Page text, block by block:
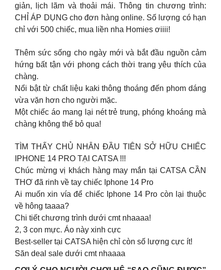
giản, lịch lãm và thoải mái. Thông tin chương trình:
CHỈ ÁP DỤNG cho đơn hàng online. Số lượng có hạn
chỉ với 500 chiếc, mua liền nha Homies ơiiii!
Thêm sức sống cho ngày mới và bắt đầu nguồn cảm
hứng bất tận với phong cách thời trang yêu thích của
chàng.
Nổi bật từ chất liệu kaki thông thoáng đến phom dáng
vừa vặn hơn cho người mặc.
Một chiếc áo mang lại nét trẻ trung, phóng khoáng mà
chàng không thể bỏ qua!
TÌM THẤY CHỦ NHÂN ĐẦU TIÊN SỞ HỮU CHIẾC
IPHONE 14 PRO TẠI CATSA !!!
Chúc mừng vị khách hàng may mắn tại CATSA CẦN
THƠ đã rinh về tay chiếc Iphone 14 Pro
Ai muốn xin vía để chiếc Iphone 14 Pro còn lại thuộc
về hông taaaa?
Chi tiết chương trình dưới cmt nhaaaa!
2, 3 con mực. Áo này xinh cực
Best-seller tại CATSA hiện chỉ còn số lượng cực ít!
Săn deal sale dưới cmt nhaaaa